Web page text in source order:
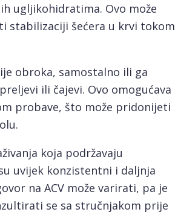
ugljikohidratima. Ovo može
stabilizaciji šećera u krvi tokom
obroka, samostalno ili ga
ili čajevi. Ovo omogućava
probave, što može pridonijeti
koja podržavaju
uvijek konzistentni i daljnja
na ACV može varirati, pa je
se sa stručnjakom prije